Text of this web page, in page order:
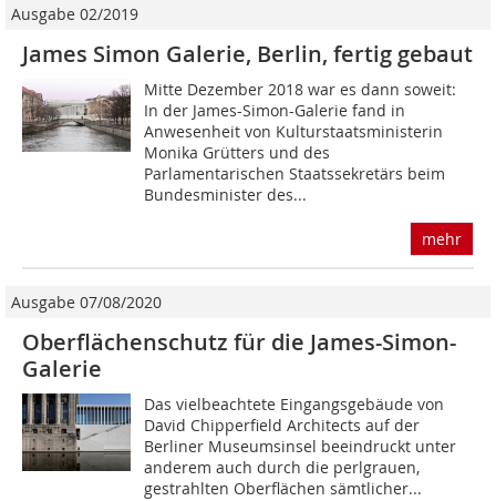
Ausgabe 02/2019
James Simon Galerie, Berlin, fertig gebaut
Mitte Dezember 2018 war es dann soweit:
In der James-Simon-Galerie fand in
Anwesenheit von Kulturstaatsministerin
Monika Grütters und des
Parlamentarischen Staatssekretärs beim
Bundesminister des...
mehr
Ausgabe 07/08/2020
Oberflächenschutz für die James-Simon-
Galerie
Das vielbeachtete Eingangsgebäude von
David Chipperfield Architects auf der
Berliner Museumsinsel beeindruckt unter
anderem auch durch die perlgrauen,
gestrahlten Oberflächen sämtlicher...